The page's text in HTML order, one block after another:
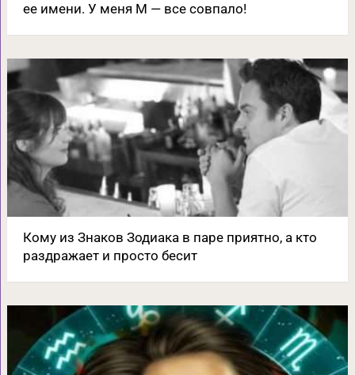
ее имени. У меня М — все совпало!
Кому из Знаков Зодиака в паре приятно, а кто
раздражает и просто бесит